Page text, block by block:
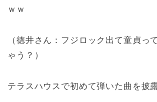
ｗｗ
（徳井さん：フジロック出て童貞っ
ゃう？）
テラスハウスで初めて弾いた曲を披